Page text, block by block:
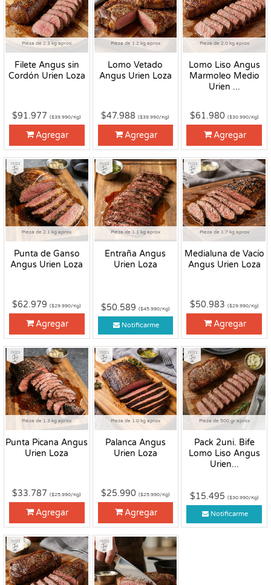
Pieza de 2.3 kg aprox
Filete Angus sin
Cordón Urien Loza
$91.977($39.990/Kg)
Agregar
Pieza de 1.2 kg aprox
Lomo Vetado
Angus Urien Loza
$47.988($39.990/Kg)
Agregar
Pieza de 2.0 kg aprox
Lomo Liso Angus
Marmoleo Medio
Urien ...
$61.980 ($30.990/Kg)
Agregar
Pieza de 2.1 kg aprox
Punta de Ganso
Angus Urien Loza
Fresco
$62.979($29.990/Kg)
Agregar
Pieza de 1.1 kg aprox
Entraña Angus
Urien Loza
Fresco
$50.589 ($45.990/Kg)
Notificarme
Pieza de 1.7 kg aprox
Medialuna de Vacío
Angus Urien Loza
Fresco
$50.983 ($29.990/Kg)
Agregar
Pieza de 1.3 kg aprox
Punta Picana Angus
Urien Loza
Fresco
$33.787($25.990/Kg)
Agregar
Pieza de 1.0 kg aprox
Palanca Angus
Urien Loza
Fresco
$25.990 ($25.990/Kg)
Agregar
Pieza de 500 gr aprox
Pack 2uni. Bife
Lomo Liso Angus
Urien...
Fresco
$15.495 ($30.990/Kg)
Notificarme
Fresco Fresco